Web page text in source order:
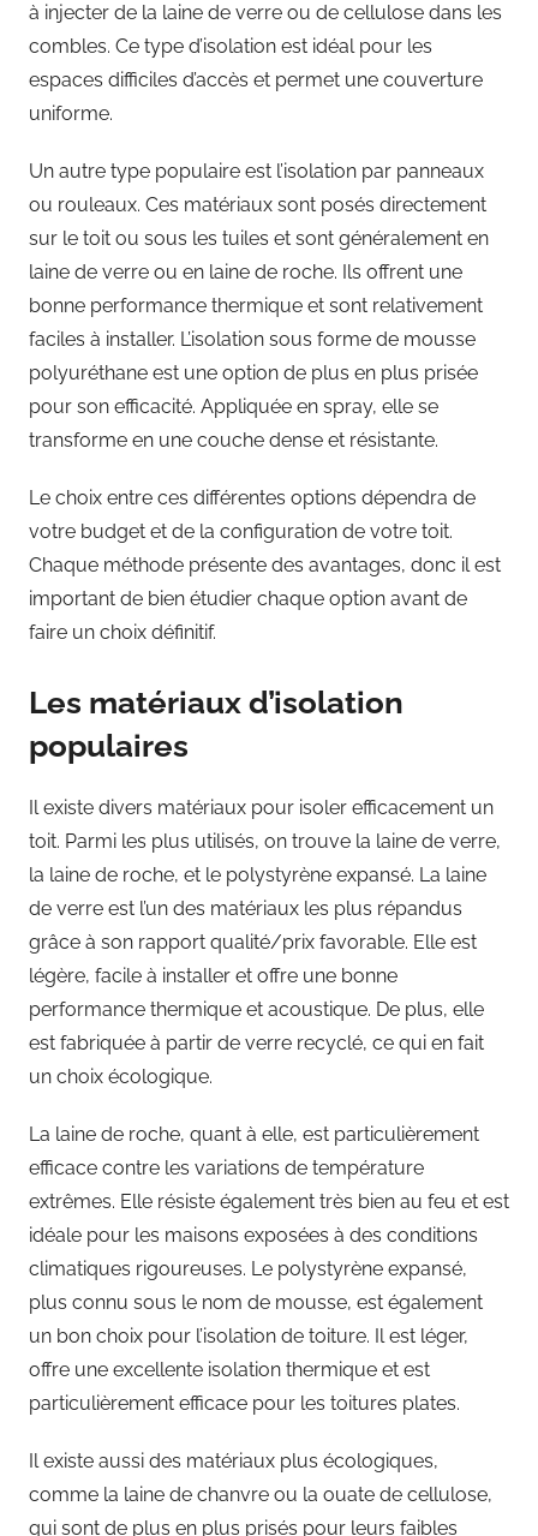
à injecter de la laine de verre ou de cellulose dans les
combles. Ce type d’isolation est idéal pour les
espaces difficiles d’accès et permet une couverture
uniforme.
Un autre type populaire est l’isolation par panneaux
ou rouleaux. Ces matériaux sont posés directement
sur le toit ou sous les tuiles et sont généralement en
laine de verre ou en laine de roche. Ils offrent une
bonne performance thermique et sont relativement
faciles à installer. L’isolation sous forme de mousse
polyuréthane est une option de plus en plus prisée
pour son efficacité. Appliquée en spray, elle se
transforme en une couche dense et résistante.
Le choix entre ces différentes options dépendra de
votre budget et de la configuration de votre toit.
Chaque méthode présente des avantages, donc il est
important de bien étudier chaque option avant de
faire un choix définitif.
Les matériaux d’isolation
populaires
Il existe divers matériaux pour isoler efficacement un
toit. Parmi les plus utilisés, on trouve la laine de verre,
la laine de roche, et le polystyrène expansé. La laine
de verre est l’un des matériaux les plus répandus
grâce à son rapport qualité/prix favorable. Elle est
légère, facile à installer et offre une bonne
performance thermique et acoustique. De plus, elle
est fabriquée à partir de verre recyclé, ce qui en fait
un choix écologique.
La laine de roche, quant à elle, est particulièrement
efficace contre les variations de température
extrêmes. Elle résiste également très bien au feu et est
idéale pour les maisons exposées à des conditions
climatiques rigoureuses. Le polystyrène expansé,
plus connu sous le nom de mousse, est également
un bon choix pour l’isolation de toiture. Il est léger,
offre une excellente isolation thermique et est
particulièrement efficace pour les toitures plates.
Il existe aussi des matériaux plus écologiques,
comme la laine de chanvre ou la ouate de cellulose,
qui sont de plus en plus prisés pour leurs faibles